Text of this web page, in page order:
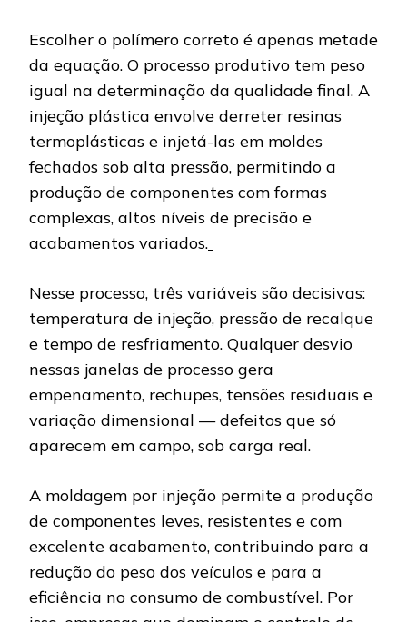
Escolher o polímero correto é apenas metade
da equação. O processo produtivo tem peso
igual na determinação da qualidade final. A
injeção plástica envolve derreter resinas
termoplásticas e injetá-las em moldes
fechados sob alta pressão, permitindo a
produção de componentes com formas
complexas, altos níveis de precisão e
acabamentos variados.
Nesse processo, três variáveis são decisivas:
temperatura de injeção, pressão de recalque
e tempo de resfriamento. Qualquer desvio
nessas janelas de processo gera
empenamento, rechupes, tensões residuais e
variação dimensional — defeitos que só
aparecem em campo, sob carga real.
A moldagem por injeção permite a produção
de componentes leves, resistentes e com
excelente acabamento, contribuindo para a
redução do peso dos veículos e para a
eficiência no consumo de combustível. Por